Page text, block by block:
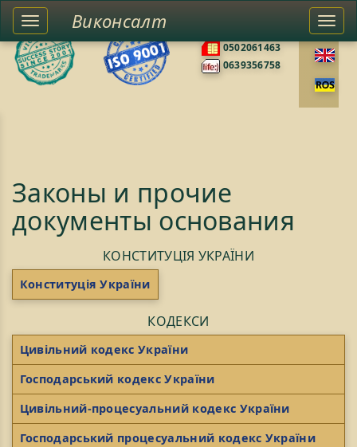
0502061463
0639356758
Toggle
left
sidebar
Виконсалт
Законы и прочие
документы основания
КОНСТИТУЦІЯ УКРАЇНИ
Конституція України
КОДЕКСИ
Цивільний кодекс України
Господарський кодекс України
Цивільний-процесуальний кодекс України
Господарський процесуальний кодекс України